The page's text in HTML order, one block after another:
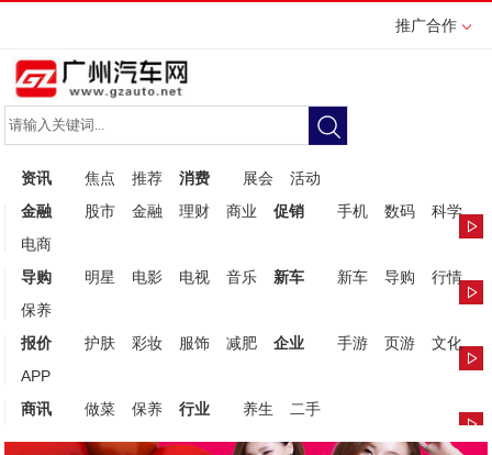
推广合作
资讯 焦点 推荐 消费 展会
活动
金融
股市 金融 理财 商业 促销 手机 数码
科学
电商
导购
明星 电影 电视 音乐 新车 新车 导购
行情
保养
报价
护肤 彩妆 服饰 减肥 企业 手游 页游
文化
APP
商讯
做菜 保养 行业 养生 二手